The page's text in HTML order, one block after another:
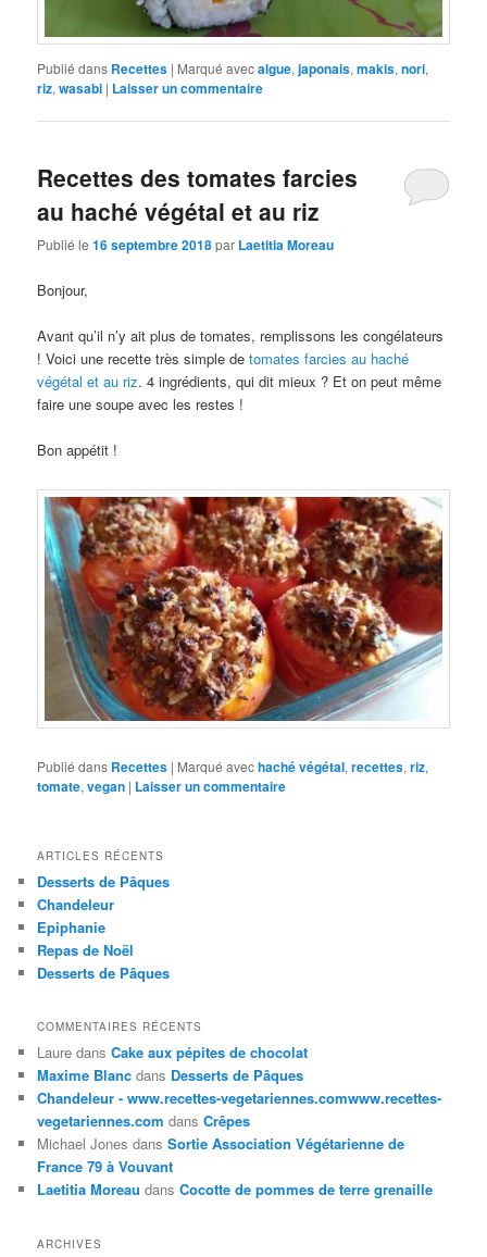
Publié dans Recettes | Marqué avecalgue,japonais,makis,nori,
riz,wasabi | Laisser un commentaire
Recettes des tomates farcies
au haché végétal et au riz
Publié le16 septembre 2018par Laetitia Moreau
Bonjour,
Avant qu’il n’y ait plus de tomates, remplissons les congélateurs
! Voici une recette très simple detomates farcies au haché
végétal et au riz. 4 ingrédients, qui dit mieux ? Et on peut même
faire une soupe avec les restes !
Bon appétit !
Publié dans Recettes | Marqué avechaché végétal,recettes,riz,
tomate,vegan | Laisser un commentaire
ARTICLES RÉCENTS
Desserts de Pâques
Chandeleur
Epiphanie
Repas de Noël
Desserts de Pâques
COMMENTAIRES RÉCENTS
Laure dansCake aux pépites de chocolat
Maxime Blanc dans Desserts de Pâques
Chandeleur - www.recettes-vegetariennes.comwww.recettes-
vegetariennes.com dansCrêpes
Michael Jones dansSortie Association Végétarienne de
France 79 à Vouvant
Laetitia Moreau dansCocotte de pommes de terre grenaille
ARCHIVES